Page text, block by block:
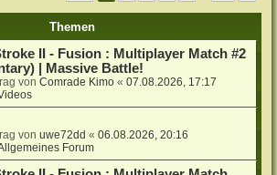
Themen
II - Fusion : Multiplayer Match #2
| Massive Battle!
vonComrade Kimo «07.08.2026, 17:17
vonuwe72dd «06.08.2026, 20:16
Forum